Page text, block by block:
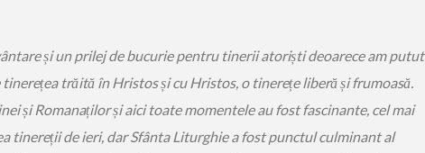
și un prilej de bucurie pentru tinerii atoriști deoarece am putut
trăită în Hristos și cu Hristos, o tinerețe liberă și frumoasă.
și Romanaților și aici toate momentele au fost fascinante, cel mai
tinereții de ieri, dar Sfânta Liturghie a fost punctul culminant al